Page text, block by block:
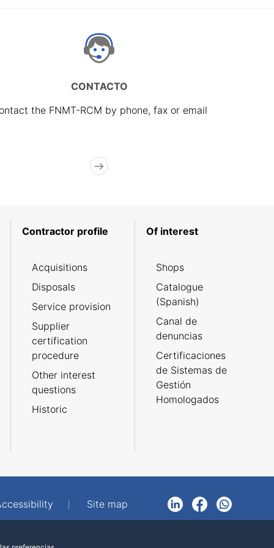
CONTACTO
the FNMT-RCM by phone, fax or email
Contractor profile
Acquisitions
Disposals
Service provision
Supplier
certification
procedure
Other interest
questions
Historic
Of interest
Shops
Catalogue
(Spanish)
Canal de
denuncias
Certificaciones
de Sistemas de
Gestión
Homologados
Site map
LinkedInFacebookWhatsApp